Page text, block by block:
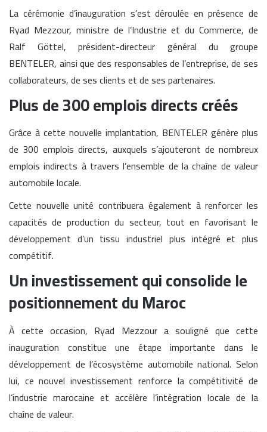
La cérémonie d’inauguration s’est déroulée en présence de
Ryad Mezzour, ministre de l’Industrie et du Commerce, de
Ralf Göttel, président-directeur général du groupe
BENTELER, ainsi que des responsables de l’entreprise, de ses
collaborateurs, de ses clients et de ses partenaires.
Plus de 300 emplois directs créés
Grâce à cette nouvelle implantation, BENTELER génère plus
de 300 emplois directs, auxquels s’ajouteront de nombreux
emplois indirects à travers l’ensemble de la chaîne de valeur
automobile locale.
Cette nouvelle unité contribuera également à renforcer les
capacités de production du secteur, tout en favorisant le
développement d’un tissu industriel plus intégré et plus
compétitif.
Un investissement qui consolide le
positionnement du Maroc
À cette occasion, Ryad Mezzour a souligné que cette
inauguration constitue une étape importante dans le
développement de l’écosystème automobile national. Selon
lui, ce nouvel investissement renforce la compétitivité de
l’industrie marocaine et accélère l’intégration locale de la
chaîne de valeur.